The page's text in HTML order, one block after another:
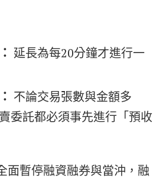
延長為每20分鐘才進行一
不論交易張數與金額多
委託都必須事先進行「預收
面暫停融資融券與當沖，融